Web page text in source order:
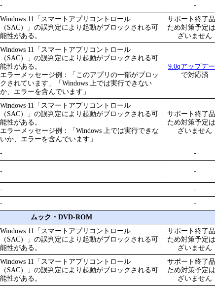
- -
Windows 11「スマートアプリコントロール
（SAC）」の誤判定により起動がブロックされる可
能性がある。
サポート終了
ため対策予定
ざいません
Windows 11「スマートアプリコントロール
（SAC）」の誤判定により起動がブロックされる可
能性がある。
エラーメッセージ例：「このアプリの一部がブロッ
クされています」「Windows 上では実行できない
か、エラーを含んでいます」
9.0qアップデ
で対応済
Windows 11「スマートアプリコントロール
（SAC）」の誤判定により起動がブロックされる可
能性がある。
エラーメッセージ例：「Windows 上では実行できな
いか、エラーを含んでいます」
サポート終了
ため対策予定
ざいません
-
-
- -
-
-
-
-
ムック・DVD-ROM
Windows 11「スマートアプリコントロール
（SAC）」の誤判定により起動がブロックされる可
能性がある。
サポート終了
ため対策予定
ざいません
Windows 11「スマートアプリコントロール
（SAC）」の誤判定により起動がブロックされる可
能性がある。
サポート終了
ため対策予定
ざいません